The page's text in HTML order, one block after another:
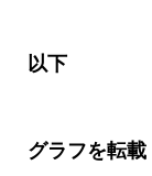
以下
グラフを転載